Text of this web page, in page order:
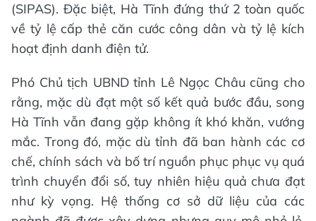
(SIPAS). Đặc biệt, Hà Tĩnh đứng thứ 2 toàn quốc
về tỷ lệ cấp thẻ căn cước công dân và tỷ lệ kích
hoạt định danh điện tử.
Phó Chủ tịch UBND tỉnh Lê Ngọc Châu cũng cho
rằng, mặc dù đạt một số kết quả bước đầu, song
Hà Tĩnh vẫn đang gặp không ít khó khăn, vướng
mắc. Trong đó, mặc dù tỉnh đã ban hành các cơ
chế, chính sách và bố trí nguồn phục phục vụ quá
trình chuyển đổi số, tuy nhiên hiệu quả chưa đạt
như kỳ vọng. Hệ thống cơ sở dữ liệu của các